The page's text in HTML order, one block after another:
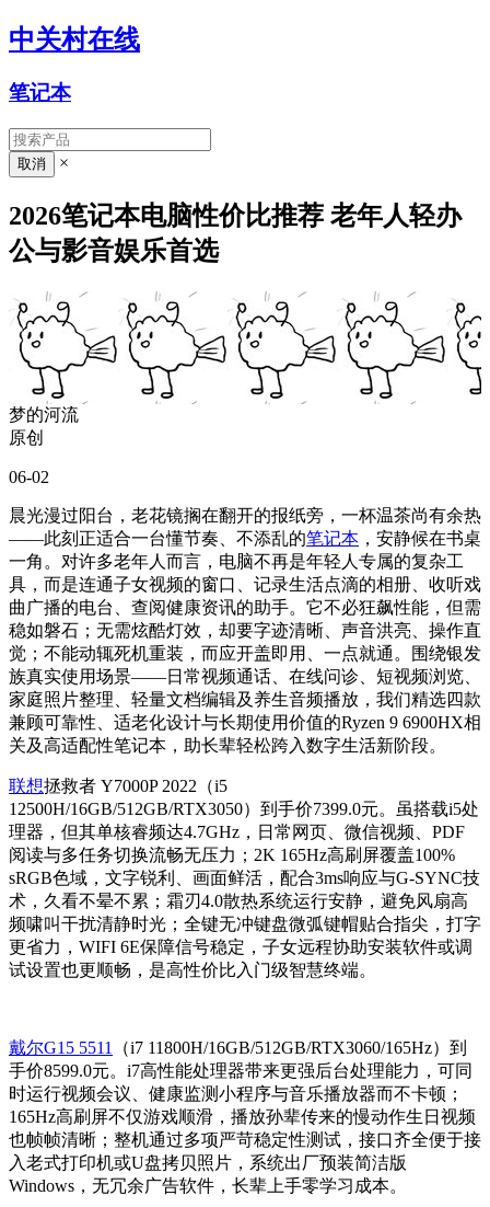
中关村在线
笔记本
×
2026笔记本电脑性价比推荐 老年人轻办
公与影音娱乐首选
梦的河流
原创
06-02
晨光漫过阳台，老花镜搁在翻开的报纸旁，一杯温茶尚有余热
——此刻正适合一台懂节奏、不添乱的笔记本 ，安静候在书桌
一角。对许多老年人而言，电脑不再是年轻人专属的复杂工
具，而是连通子女视频的窗口、记录生活点滴的相册、收听戏
曲广播的电台、查阅健康资讯的助手。它不必狂飙性能，但需
稳如磐石；无需炫酷灯效，却要字迹清晰、声音洪亮、操作直
觉；不能动辄死机重装，而应开盖即用、一点就通。围绕银发
族真实使用场景——日常视频通话、在线问诊、短视频浏览、
家庭照片整理、轻量文档编辑及养生音频播放，我们精选四款
兼顾可靠性、适老化设计与长期使用价值的Ryzen 9 6900HX相
关及高适配性笔记本，助长辈轻松跨入数字生活新阶段。
联想拯救者 Y7000P 2022（i5
12500H/16GB/512GB/RTX3050）到手价7399.0元。虽搭载i5处
理器，但其单核睿频达4.7GHz，日常网页、微信视频、PDF
阅读与多任务切换流畅无压力；2K 165Hz高刷屏覆盖100%
sRGB色域，文字锐利、画面鲜活，配合3ms响应与G-SYNC技
术，久看不晕不累；霜刃4.0散热系统运行安静，避免风扇高
频啸叫干扰清静时光；全键无冲键盘微弧键帽贴合指尖，打字
更省力，WIFI 6E保障信号稳定，子女远程协助安装软件或调
试设置也更顺畅，是高性价比入门级智慧终端。
戴尔G15 5511
（i7 11800H/16GB/512GB/RTX3060/165Hz）到
手价8599.0元。i7高性能处理器带来更强后台处理能力，可同
时运行视频会议、健康监测小程序与音乐播放器而不卡顿；
165Hz高刷屏不仅游戏顺滑，播放孙辈传来的慢动作生日视频
也帧帧清晰；整机通过多项严苛稳定性测试，接口齐全便于接
入老式打印机或U盘拷贝照片，系统出厂预装简洁版
Windows，无冗余广告软件，长辈上手零学习成本。